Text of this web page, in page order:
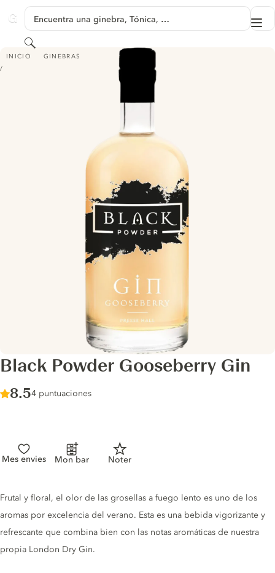
GINVENTORY
Encuentra una ginebra, Tónica, …
Buscar
INICIO GINEBRAS
BLACK POWDER GOOSEBERRY GIN
Black Powder Gooseberry Gin
Score :
8.5/ 10
4 puntuaciones
Mes envies Mon bar Noter
Gin description
Frutal y floral, el olor de las grosellas a fuego lento es uno de los
aromas por excelencia del verano. Esta es una bebida vigorizante y
refrescante que combina bien con las notas aromáticas de nuestra
propia London Dry Gin.